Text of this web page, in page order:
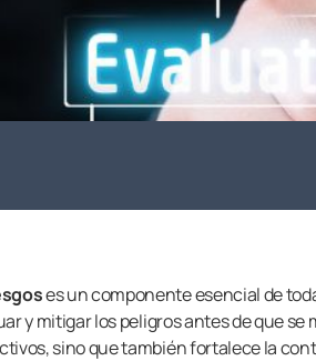
es un componente esencial de
y mitigar los peligros antes de que se
sino que también fortalece la